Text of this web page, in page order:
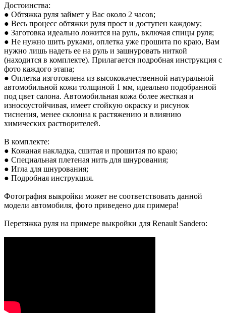
Достоинства:
● Обтяжка руля займет у Вас около 2 часов;
● Весь процесс обтяжки руля прост и доступен каждому;
● Заготовка идеально ложится на руль, включая спицы руля;
● Не нужно шить руками, оплетка уже прошита по краю, Вам
нужно лишь надеть ее на руль и зашнуровать ниткой
(находится в комплекте). Прилагается подробная инструкция с
фото каждого этапа;
● Оплетка изготовлена из высококачественной натуральной
автомобильной кожи толщиной 1 мм, идеально подобранной
под цвет салона. Автомобильная кожа более жесткая и
износоустойчивая, имеет стойкую окраску и рисунок
тиснения, менее склонна к растяжению и влиянию
химических растворителей.
В комплекте:
● Кожаная накладка, сшитая и прошитая по краю;
● Специальная плетеная нить для шнурования;
● Игла для шнурования;
● Подробная инструкция.
Фотография выкройки может не соответствовать данной
модели автомобиля, фото приведено для примера!
Перетяжка руля на примере выкройки для Renault Sandero: